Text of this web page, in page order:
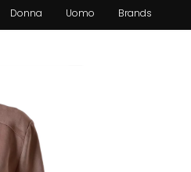
Donna Uomo Brands